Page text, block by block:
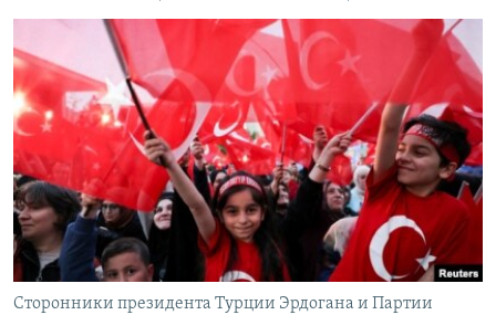
ТЕЛЕПРОЕКТ КРЫМ.РЕАЛИИ
СОВЕТЫ ПРАВОЗАЩИТНИКОВ
ПРОПАВШИЕ БЕЗ ВЕСТИ
ПОБЕДИТЕЛЕЙ НЕ СУДЯТ?
КРЫМ.НЕПОКОРЕННЫЙ
ELIFBE
УКРАИНСКАЯ ПРОБЛЕМА КРЫМА
Українською
Qırımtatar
ПРИСОЕДИНЯЙТЕСЬ!
Все сайты RFE/RL
Сторонники президента Турции Эрдогана и Партии